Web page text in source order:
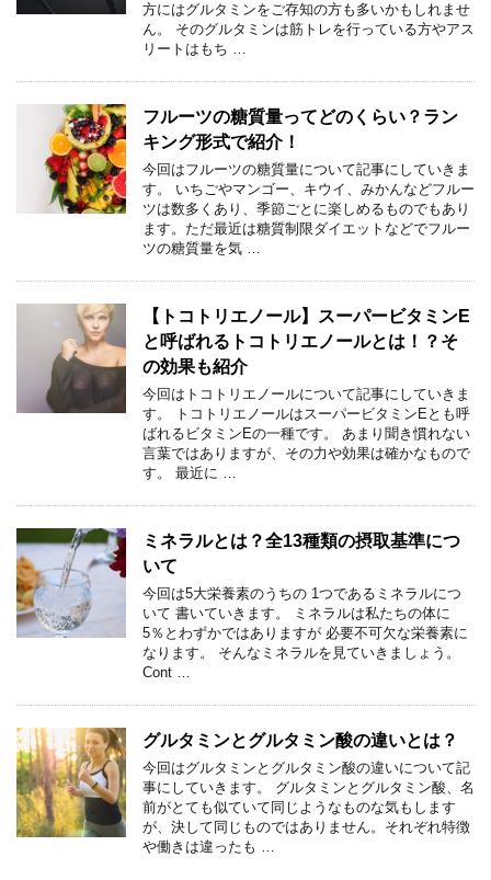
方にはグルタミンをご存知の方も多いかもしれませ
ん。 そのグルタミンは筋トレを行っている方やアス
リートはもち …
フルーツの糖質量ってどのくらい？ラン
キング形式で紹介！
今回はフルーツの糖質量について記事にしていきま
す。 いちごやマンゴー、キウイ、みかんなどフルー
ツは数多くあり、季節ごとに楽しめるものでもあり
ます。ただ最近は糖質制限ダイエットなどでフルー
ツの糖質量を気 …
【トコトリエノール】スーパービタミンE
と呼ばれるトコトリエノールとは！？そ
の効果も紹介
今回はトコトリエノールについて記事にしていきま
す。 トコトリエノールはスーパービタミンEとも呼
ばれるビタミンEの一種です。 あまり聞き慣れない
言葉ではありますが、その力や効果は確かなもので
す。 最近に …
ミネラルとは？全13種類の摂取基準につ
いて
今回は5大栄養素のうちの 1つであるミネラルにつ
いて 書いていきます。 ミネラルは私たちの体に
5％とわずかではありますが 必要不可欠な栄養素に
なります。 そんなミネラルを見ていきましょう。
Cont …
グルタミンとグルタミン酸の違いとは？
今回はグルタミンとグルタミン酸の違いについて記
事にしていきます。 グルタミンとグルタミン酸、名
前がとても似ていて同じようなものな気もします
が、決して同じものではありません。それぞれ特徴
や働きは違ったも …